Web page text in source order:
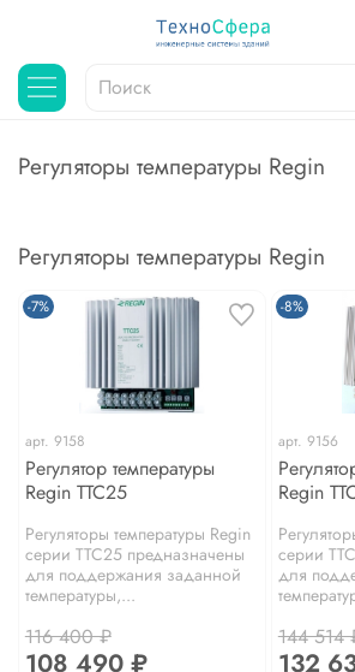
Регуляторы температуры Regin
Регуляторы температуры Regin
-7%
арт. 9158
Регулятор температуры
Regin TTC25
Регуляторы температуры Regin
серии TTC25 предназначены
для поддержания заданной
температуры,...
116 400 ₽
108 490 ₽
-8%
арт. 9156
Regin
серии
для
144 514
132